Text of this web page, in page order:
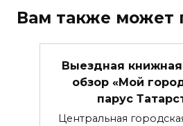
Вам также может
Выездная
обзор «Мой
парус
Центральная